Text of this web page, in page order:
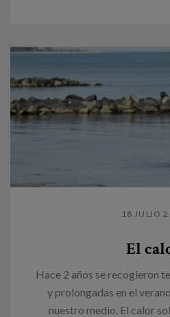
18 JULIO
El
Hace 2 años se recogieron
y prolongadas en el
nuestro medio. El calor